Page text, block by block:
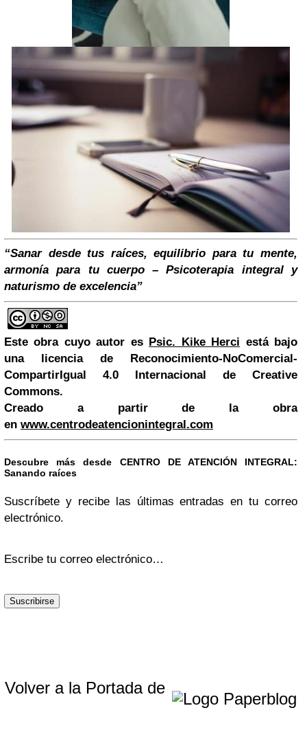
“Sanar desde tus raíces, equilibrio para tu mente,
armonía para tu cuerpo – Psicoterapia integral y
naturismo de excelencia”
Este obra cuyo autor es Psic. Kike Herci está bajo
una licencia de Reconocimiento-NoComercial-
CompartirIgual 4.0 Internacional de Creative
Commons.
Creado a partir de la obra
en www.centrodeatencionintegral.com
Descubre más desde CENTRO DE ATENCIÓN INTEGRAL:
Sanando raíces
Suscríbete y recibe las últimas entradas en tu correo
electrónico.
Escribe tu correo electrónico…
Suscribirse
Volver a la Portada de